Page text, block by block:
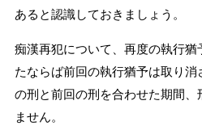
あると認識しておきましょう。
痴漢再犯について、再度の執行猶
たならば前回の執行猶予は取り
の刑と前回の刑を合わせた期間、
ません。